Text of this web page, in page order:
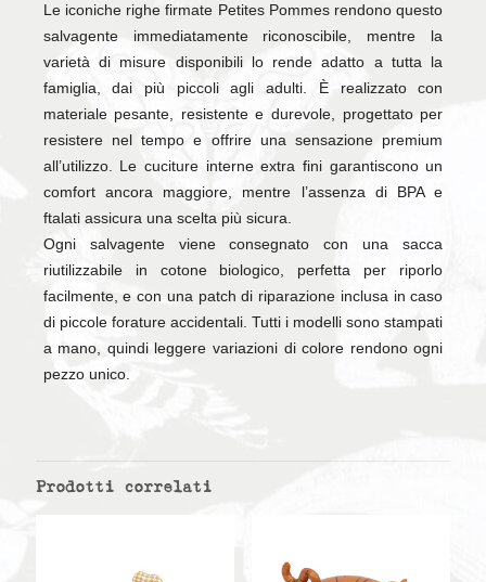
Le iconiche righe firmate Petites Pommes rendono questo
salvagente immediatamente riconoscibile, mentre la
varietà di misure disponibili lo rende adatto a tutta la
famiglia, dai più piccoli agli adulti. È realizzato con
materiale pesante, resistente e durevole, progettato per
resistere nel tempo e offrire una sensazione premium
all’utilizzo. Le cuciture interne extra fini garantiscono un
comfort ancora maggiore, mentre l’assenza di BPA e
ftalati assicura una scelta più sicura.
Ogni salvagente viene consegnato con una sacca
riutilizzabile in cotone biologico, perfetta per riporlo
facilmente, e con una patch di riparazione inclusa in caso
di piccole forature accidentali. Tutti i modelli sono stampati
a mano, quindi leggere variazioni di colore rendono ogni
pezzo unico.
Prodotti correlati